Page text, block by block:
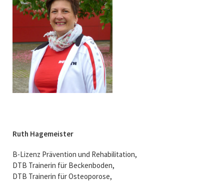
Ruth Hagemeister
B-Lizenz Prävention und Rehabilitation,
DTB Trainerin für Beckenboden,
DTB Trainerin für Osteoporose,